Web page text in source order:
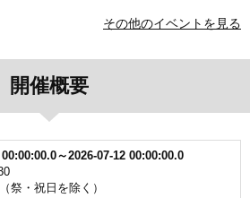
その他のイベントを見る
開催概要
～2026-07-12 00:00:00.0
祭・祝日を除く）